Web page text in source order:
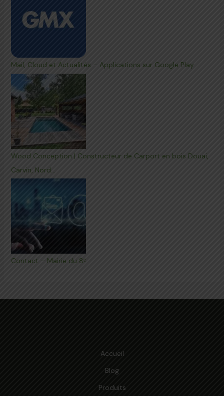
Mail, Cloud et Actualités – Applications sur Google Play
Wood Conception | Constructeur de Carport en bois Douai,
Carvin, Nord…
Contact – Mairie du 8ᵉ
Accueil
Blog
Produits